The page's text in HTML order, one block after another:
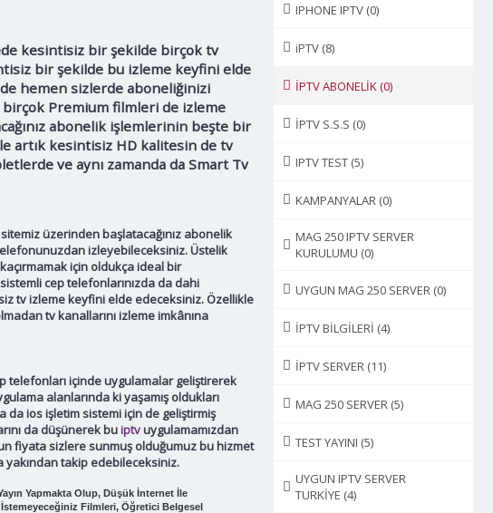
IPHONE IPTV (0)
iPTV (8)
İPTV ABONELİK (0)
İPTV S.S.S (0)
IPTV TEST (5)
KAMPANYALAR (0)
MAG 250 IPTV SERVER
KURULUMU (0)
UYGUN MAG 250 SERVER (0)
İPTV BİLGİLERİ (4)
İPTV SERVER (11)
MAG 250 SERVER (5)
TEST YAYINI (5)
UYGUN IPTV SERVER
TURKİYE (4)
kesintisiz bir şekilde birçok tv
bir şekilde bu izleme keyfini elde
hemen sizlerde aboneliğinizi
Premium filmleri de izleme
abonelik işlemlerinin beşte bir
artık kesintisiz HD kalitesin de tv
ve aynı zamanda da Smart Tv
üzerinden başlatacağınız abonelik
izleyebileceksiniz. Üstelik
için oldukça ideal bir
sistemli cep telefonlarınızda da dahi
tv izleme keyfini elde edeceksiniz. Özellikle
tv kanallarını izleme imkânına
telefonları içinde uygulamalar geliştirerek
alanlarında ki yaşamış oldukları
da ios işletim sistemi için de geliştirmiş
da düşünerek buiptvuygulamamızdan
fiyata sizlere sunmuş olduğumuz bu hizmet
takip edebileceksiniz.
Yapmakta Olup, Düşük İnternet İle
İstemeyeceğiniz Filmleri, Öğretici Belgesel